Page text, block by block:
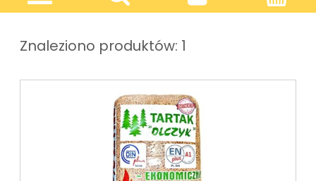
Znaleziono produktów: 1